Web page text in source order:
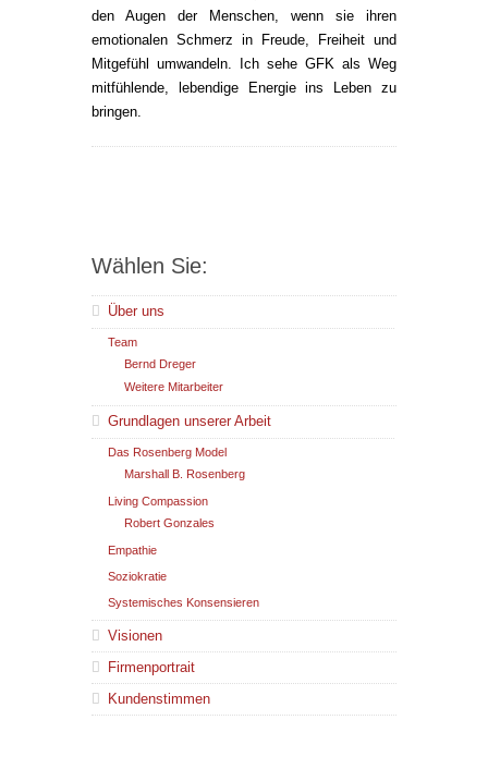
den Augen der Menschen, wenn sie ihren
emotionalen Schmerz in Freude, Freiheit und
Mitgefühl umwandeln. Ich sehe GFK als Weg
mitfühlende, lebendige Energie ins Leben zu
bringen.
Wählen Sie:
Über uns
Team
Bernd Dreger
Weitere Mitarbeiter
Grundlagen unserer Arbeit
Das Rosenberg Model
Marshall B. Rosenberg
Living Compassion
Robert Gonzales
Empathie
Soziokratie
Systemisches Konsensieren
Visionen
Firmenportrait
Kundenstimmen